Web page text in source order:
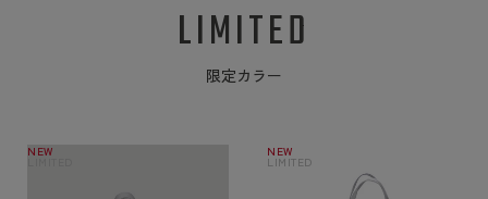
LIMITED
限定カラー
NEW NEW
LIMITED